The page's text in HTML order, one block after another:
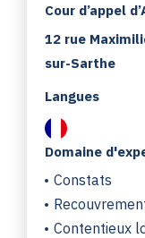
Cour d’appel
12 rue
sur-Sarthe
Domaine
Constats
Contentieux
Langues